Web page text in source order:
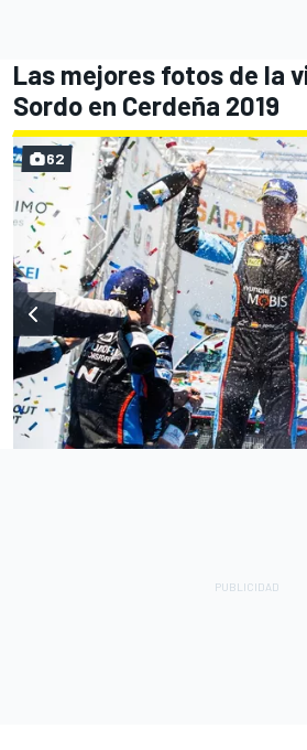
Las mejores fotos de la
Sordo en Cerdeña 2019
62